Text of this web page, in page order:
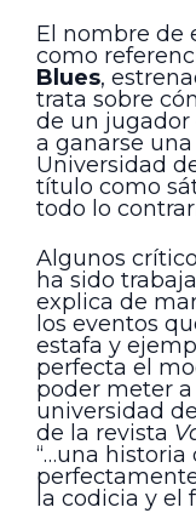
El nombre de
como
Blues,
trata sobre
de un
a ganarse
Universidad
título como
todo lo
Algunos
ha sido
explica de
los eventos
estafa y
perfecta el
poder meter
universidad
de la revista
“…una historia
la codicia y el